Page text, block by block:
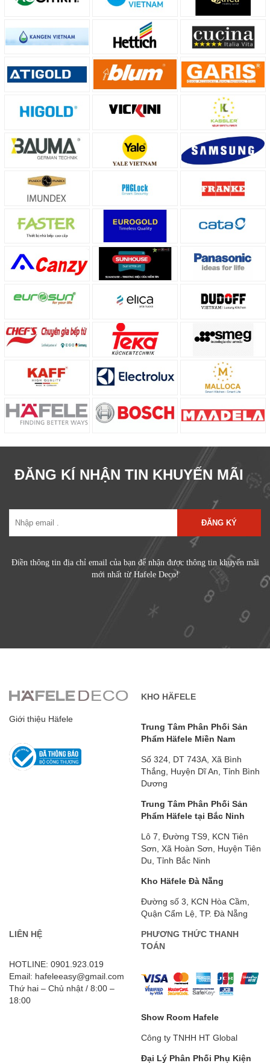
ĐĂNG KÍ NHẬN TIN KHUYẾN MÃI
ĐĂNG KÝ
Điền thông tin địa chỉ email của bạn để nhận được thông tin khuyến mãi
mới nhất từ Hafele Deco!
Giới thiệu Häfele
KHO HÄFELE
Trung Tâm Phân Phối Sản
Phẩm Häfele Miền Nam
Số 324, DT 743A, Xã Bình
Thắng, Huyện Dĩ An, Tỉnh Bình
Dương
Trung Tâm Phân Phối Sản
Phẩm Häfele tại Bắc Ninh
Lô 7, Đường TS9, KCN Tiên
Sơn, Xã Hoàn Sơn, Huyện Tiên
Du, Tỉnh Bắc Ninh
Kho Häfele Đà Nẵng
Đường số 3, KCN Hòa Cầm,
Quận Cẩm Lệ, TP. Đà Nẵng
LIÊN HỆ
HOTLINE: 0901.923.019
Email: hafeleeasy@gmail.com
Thứ hai – Chủ nhật / 8:00 –
18:00
PHƯƠNG THỨC THANH
TOÁN
Show Room Hafele
Công ty TNHH HT Global
Đại Lý Phân Phối Phụ Kiện